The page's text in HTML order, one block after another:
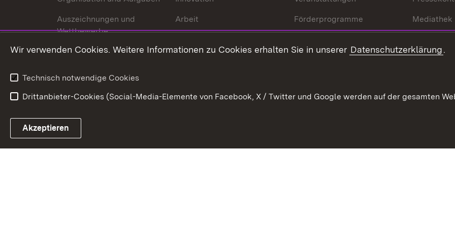
Auszeichnungen und
Wettbewerbe
Arbeit Förderprogramme Mediathek
Link zum Landesportal
Wir verwenden Cookies. Weitere Informationen zu Cookies erhalten Sie in unserer Datenschutzerklärung.
Technisch notwendige Cookies
Drittanbieter-Cookies (Social-Media-Elemente von Facebook, X / Twitter und Google werden auf der gesamten
Akzeptieren